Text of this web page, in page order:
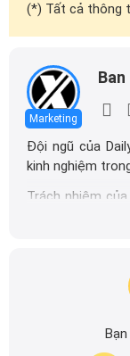
(*) Tất cả thông
Marketing
Đội ngũ của
kinh nghiệm
Trách nhiệm
tin chính xác
tin nhanh chóng